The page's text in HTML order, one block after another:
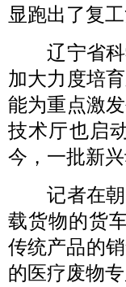
显跑出了复工
辽宁省科
加大力度培
能为重点激
技术厅也启
今，一批新
记者在朝
载货物的货
传统产品的
的医疗废物